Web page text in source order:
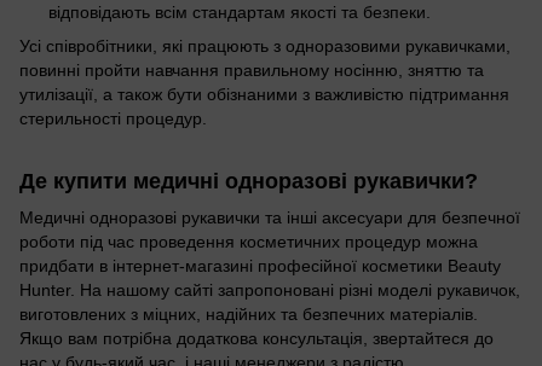
відповідають всім стандартам якості та безпеки.
Усі співробітники, які працюють з одноразовими рукавичками,
повинні пройти навчання правильному носінню, зняттю та
утилізації, а також бути обізнаними з важливістю підтримання
стерильності процедур.
Де купити медичні одноразові рукавички?
Медичні одноразові рукавички та інші аксесуари для безпечної
роботи під час проведення косметичних процедур можна
придбати в інтернет-магазині професійної косметики Beauty
Hunter. На нашому сайті запропоновані різні моделі рукавичок,
виготовлених з міцних, надійних та безпечних матеріалів.
Якщо вам потрібна додаткова консультація, звертайтеся до